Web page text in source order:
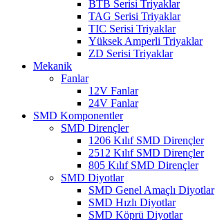
BTB Serisi Triyaklar
TAG Serisi Triyaklar
TIC Serisi Triyaklar
Yüksek Amperli Triyaklar
ZD Serisi Triyaklar
Mekanik
Fanlar
12V Fanlar
24V Fanlar
SMD Komponentler
SMD Dirençler
1206 Kılıf SMD Dirençler
2512 Kılıf SMD Dirençler
805 Kılıf SMD Dirençler
SMD Diyotlar
SMD Genel Amaçlı Diyotlar
SMD Hızlı Diyotlar
SMD Köprü Diyotlar